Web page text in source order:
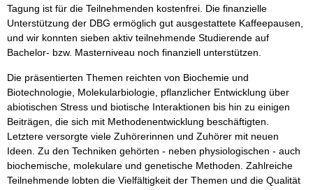
Tagung ist für die Teilnehmenden kostenfrei. Die finanzielle
Unterstützung der DBG ermöglich gut ausgestattete Kaffeepausen,
und wir konnten sieben aktiv teilnehmende Studierende auf
Bachelor- bzw. Masterniveau noch finanziell unterstützen.
Die präsentierten Themen reichten von Biochemie und
Biotechnologie, Molekularbiologie, pflanzlicher Entwicklung über
abiotischen Stress und biotische Interaktionen bis hin zu einigen
Beiträgen, die sich mit Methodenentwicklung beschäftigten.
Letztere versorgte viele Zuhörerinnen und Zuhörer mit neuen
Ideen. Zu den Techniken gehörten - neben physiologischen - auch
biochemische, molekulare und genetische Methoden. Zahlreiche
Teilnehmende lobten die Vielfältigkeit der Themen und die Qualität